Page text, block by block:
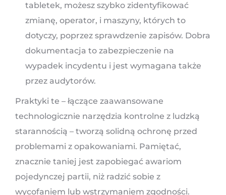
tabletek, możesz szybko zidentyfikować
zmianę, operator, i maszyny, których to
dotyczy, poprzez sprawdzenie zapisów. Dobra
dokumentacja to zabezpieczenie na
wypadek incydentu i jest wymagana także
przez audytorów.
Praktyki te – łączące zaawansowane
technologicznie narzędzia kontrolne z ludzką
starannością – tworzą solidną ochronę przed
problemami z opakowaniami. Pamiętać,
znacznie taniej jest zapobiegać awariom
pojedynczej partii, niż radzić sobie z
wycofaniem lub wstrzymaniem zgodności.